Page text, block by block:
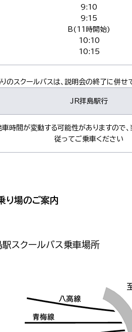
9:10
9:15
B(11時開始)
10:10
10:15
のスクールバスは、説明会の終了に併せ
JR拝島駅行
時間が変動する可能性がありますので、
従ってご乗車ください
り場のご案内
駅スクールバス乗車場所